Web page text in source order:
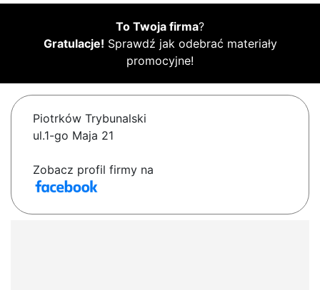
To Twoja firma?
Gratulacje! Sprawdź jak odebrać materiały
promocyjne!
Piotrków Trybunalski
ul.1-go Maja 21
Zobacz profil firmy na